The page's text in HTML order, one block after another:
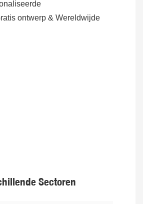
Sectoren